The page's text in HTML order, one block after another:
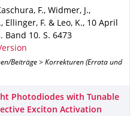
F., Widmer, J.,
F. & Leo, K., 10 April
. Band 10. S. 6473
Beiträge > Korrekturen (Errata und
Photodiodes with Tunable
Exciton Activation